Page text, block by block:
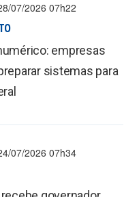
07/2026 07h22
empresas
sistemas para
07/2026 07h34